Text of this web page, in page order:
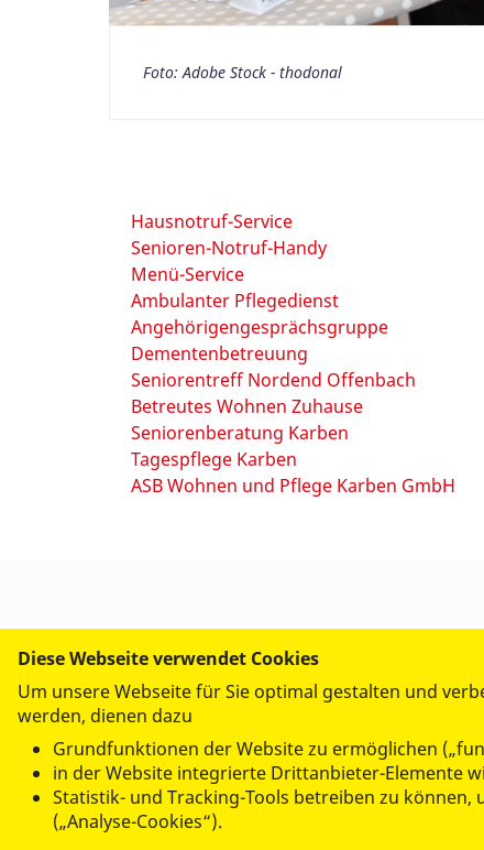
Foto: Adobe Stock - thodonal
Hausnotruf-Service
Senioren-Notruf-Handy
Menü-Service
Ambulanter Pflegedienst
Angehörigengesprächsgruppe
Dementenbetreuung
Seniorentreff Nordend Offenbach
Betreutes Wohnen Zuhause
Seniorenberatung Karben
Tagespflege Karben
ASB Wohnen und Pflege Karben GmbH
Datenschutz
Impressum
Diese Webseite verwendet Cookies
Um unsere Webseite für Sie optimal gestalten und
werden, dienen dazu
Grundfunktionen der Website zu ermöglichen
in der Website integrierte Drittanbieter-Elemente
Statistik- und Tracking-Tools betreiben zu
(„Analyse-Cookies“).